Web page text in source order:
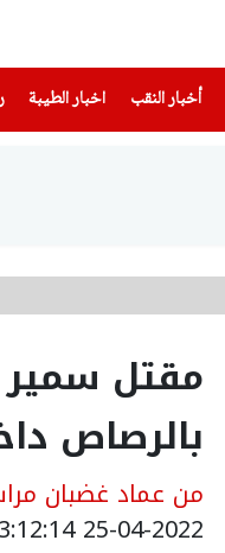
أخبار النقب اخبار الطيبة(current)
مقتل سمير
بالرصاص
من عماد غضبان
25-04-2022 03:12:14